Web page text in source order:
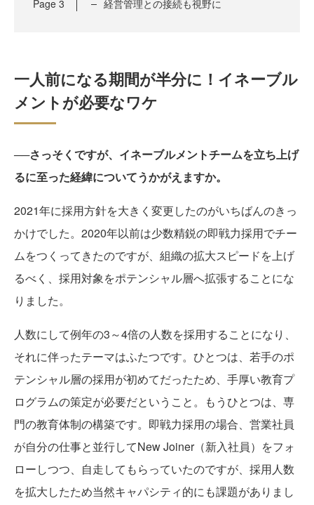
Page 3 経営管理との接続も視野に
一人前になる期間が半分に！イネーブル
メントが必要なワケ
──さっそくですが、イネーブルメントチームを立ち上げ
るに至った経緯についてうかがえますか。
2021年に採用方針を大きく変更したのがいちばんのきっ
かけでした。2020年以前は少数精鋭の即戦力採用でチー
ムをつくってきたのですが、組織の拡大スピードを上げ
るべく、採用対象をポテンシャル層へ拡張することにな
りました。
人数にして例年の3～4倍の人数を採用することになり、
それに伴ったテーマはふたつです。ひとつは、若手のポ
テンシャル層の採用が初めてだったため、手厚い教育プ
ログラムの策定が必要だということ。もうひとつは、専
門の教育体制の構築です。即戦力採用の場合、営業社員
が自分の仕事と並行してNew Joiner（新入社員）をフォ
ローしつつ、自走してもらっていたのですが、採用人数
を拡大したため当然キャパシティ的にも課題がありまし